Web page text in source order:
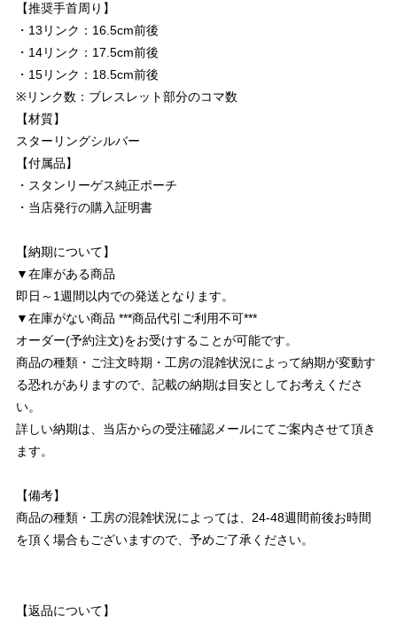
【推奨手首周り】
・13リンク：16.5cm前後
・14リンク：17.5cm前後
・15リンク：18.5cm前後
※リンク数：ブレスレット部分のコマ数
【材質】
スターリングシルバー
【付属品】
・スタンリーゲス純正ポーチ
・当店発行の購入証明書
【納期について】
▼在庫がある商品
即日～1週間以内での発送となります。
▼在庫がない商品 ***商品代引ご利用不可***
オーダー(予約注文)をお受けすることが可能です。
商品の種類・ご注文時期・工房の混雑状況によって納期が変動す
る恐れがありますので、記載の納期は目安としてお考えくださ
い。
詳しい納期は、当店からの受注確認メールにてご案内させて頂き
ます。
【備考】
商品の種類・工房の混雑状況によっては、24-48週間前後お時間
を頂く場合もございますので、予めご了承ください。
【返品について】